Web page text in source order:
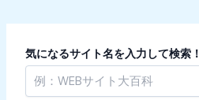
気になるサイト名を入力して検索！